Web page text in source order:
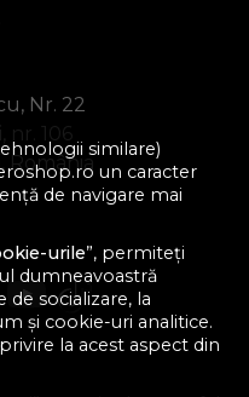
similare)
un caracter
de navigare mai
urile”, permiteți
dumneavoastră
socializare, la
și cookie-uri analitice.
la acest aspect din
Nr. 22
106
România